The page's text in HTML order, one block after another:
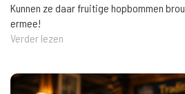
Kunnen ze daar fruitige hopbommen
ermee!
Verder lezen